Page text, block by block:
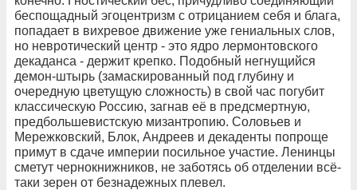
беспощадный эгоцентризм с отрицанием себя и блага,
попадает в вихревое движение уже гениальных слов,
но невротический центр - это ядро лермонтовского
декаданса - держит крепко. Подобный негнущийся
демон-штырь (замаскированный под глубину и
очередную цветущую сложность) в свой час погубит
классическую Россию, загнав её в предсмертную,
предбольшевистскую мизантропию. Соловьев и
Мережковский, Блок, Андреев и декаденты попроще
примут в сдаче империи посильное участие. Ленинцы
сметут чернокнижников, не заботясь об отделении всё-
таки зерен от безнадежных плевел.